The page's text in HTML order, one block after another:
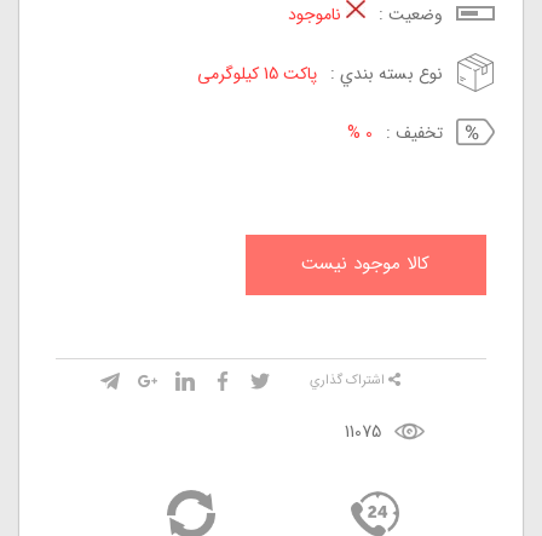
وضعيت : ناموجود
نوع بسته بندي : پاکت 15 کیلوگرمی
تخفيف : 0 %
کالا موجود نيست
11075
اشتراک گذاري